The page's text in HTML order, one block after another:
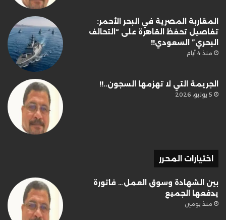
المقاربة المصرية في البحر الأحمر:
تفاصيل تحفظ القاهرة على “التحالف
البحري” السعودي!!
منذ 4 أيام
الجريمة التي لا تهزمها السجون..!!
5 يوليو، 2026
اختيارات المحرر
بين الشهادة وسوق العمل… فاتورة
يدفعها الجميع
منذ يومين